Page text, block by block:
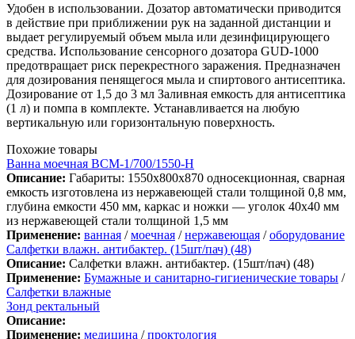
Удобен в использовании. Дозатор автоматически приводится
в действие при приближении рук на заданной дистанции и
выдает регулируемый объем мыла или дезинфицирующего
средства. Использование сенсорного дозатора GUD-1000
предотвращает риск перекрестного заражения. Предназначен
для дозирования пенящегося мыла и спиртового антисептика.
Дозирование от 1,5 до 3 мл Заливная емкость для антисептика
(1 л) и помпа в комплекте. Устанавливается на любую
вертикальную или горизонтальную поверхность.
Похожие товары
Ванна моечная ВСМ-1/700/1550-Н
Описание: Габариты: 1550х800х870 односекционная, сварная
емкость изготовлена из нержавеющей стали толщиной 0,8 мм,
глубина емкости 450 мм, каркас и ножки — уголок 40х40 мм
из нержавеющей стали толщиной 1,5 мм
Применение: ванная /моечная /нержавеющая /оборудование
Салфетки влажн. антибактер. (15шт/пач) (48)
Описание: Салфетки влажн. антибактер. (15шт/пач) (48)
Применение: Бумажные и санитарно-гигиенические товары /
Салфетки влажные
Зонд ректальный
Описание:
Применение: медицина /проктология